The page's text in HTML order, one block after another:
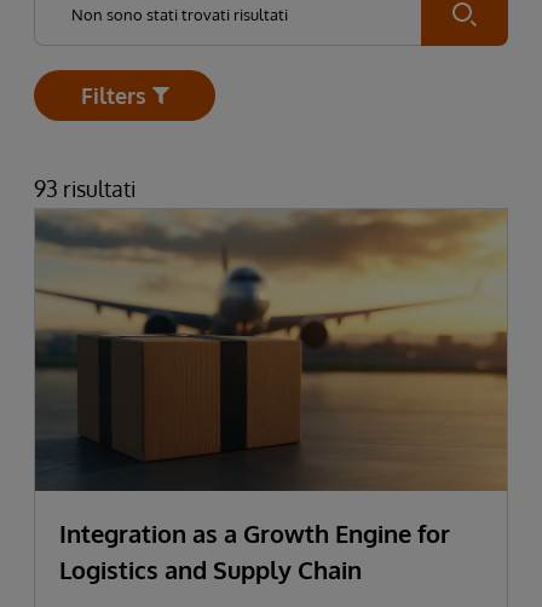
Submit
Open
Filters
93 risultati
Integration as a Growth Engine for
Logistics and Supply Chain